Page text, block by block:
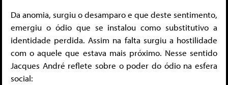
Da anomia, surgiu o desamparo e que deste sentimento,
emergiu o ódio que se instalou como substitutivo a
identidade perdida. Assim na falta surgiu a hostilidade
com o aquele que estava mais próximo. Nesse sentido
Jacques André reflete sobre o poder do ódio na esfera
social: